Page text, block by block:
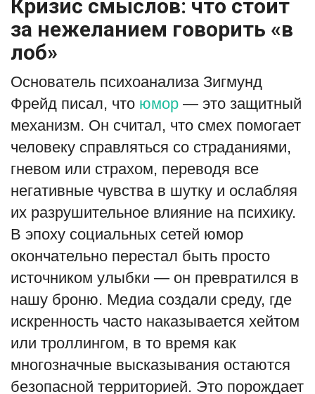
Кризис смыслов: что стоит
за нежеланием говорить «в
лоб»
Основатель психоанализа Зигмунд
Фрейд писал, что юмор — это защитный
механизм. Он считал, что смех помогает
человеку справляться со страданиями,
гневом или страхом, переводя все
негативные чувства в шутку и ослабляя
их разрушительное влияние на психику.
В эпоху социальных сетей юмор
окончательно перестал быть просто
источником улыбки — он превратился в
нашу броню. Медиа создали среду, где
искренность часто наказывается хейтом
или троллингом, в то время как
многозначные высказывания остаются
безопасной территорией. Это порождает